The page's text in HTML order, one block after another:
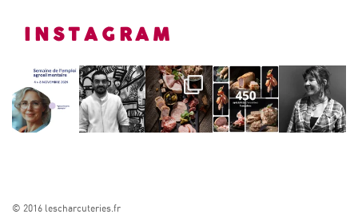
INSTAGRAM
© 2016 lescharcuteries.fr